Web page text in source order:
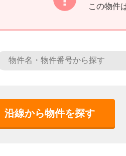
この物件
沿線から物件を探す